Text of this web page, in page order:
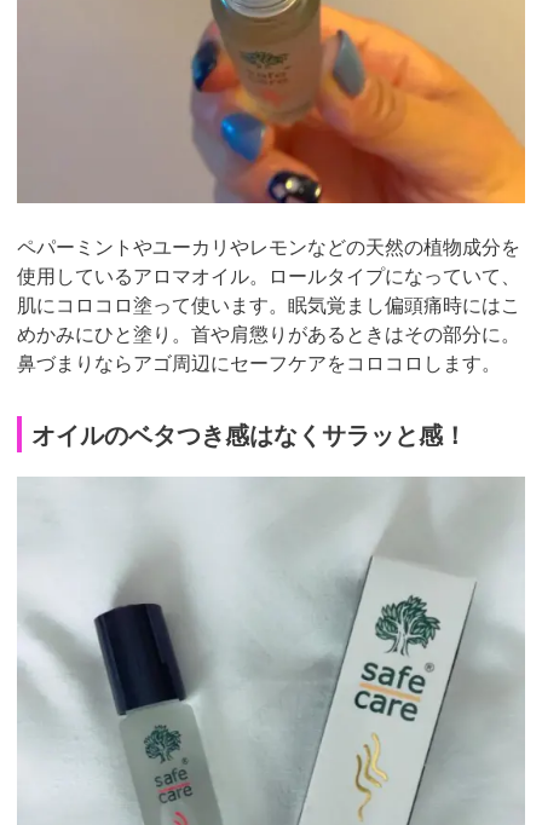
ペパーミントやユーカリやレモンなどの天然の植物成分を
使用しているアロマオイル。ロールタイプになっていて、
肌にコロコロ塗って使います。眠気覚まし偏頭痛時にはこ
めかみにひと塗り。首や肩懲りがあるときはその部分に。
鼻づまりならアゴ周辺にセーフケアをコロコロします。
オイルのベタつき感はなくサラッと感！